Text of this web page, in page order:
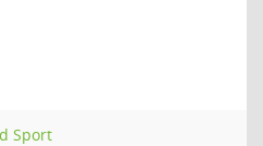
Sport